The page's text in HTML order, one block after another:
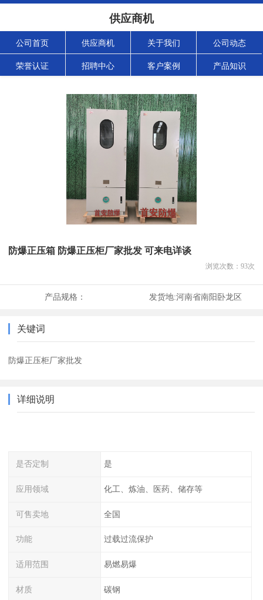
供应商机
公司首页 供应商机 关于我们 公司动态
荣誉认证 招聘中心 客户案例 产品知识
防爆正压箱 防爆正压柜厂家批发 可来电详谈
浏览次数： 93次
产品规格： 发货地:河南省南阳卧龙区
关键词
防爆正压柜厂家批发
详细说明
是否定制 是
应用领域 化工、炼油、医药、储存等
可售卖地 全国
功能 过载过流保护
适用范围 易燃易爆
材质 碳钢